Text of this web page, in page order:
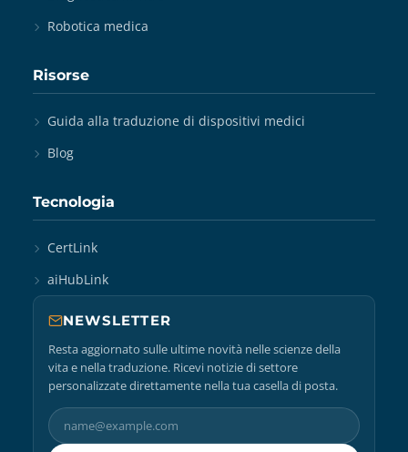
Robotica medica
Risorse
Guida alla traduzione di dispositivi medici
Blog
Tecnologia
CertLink
aiHubLink
NEWSLETTER
Resta aggiornato sulle ultime novità nelle scienze della
vita e nella traduzione. Ricevi notizie di settore
personalizzate direttamente nella tua casella di posta.